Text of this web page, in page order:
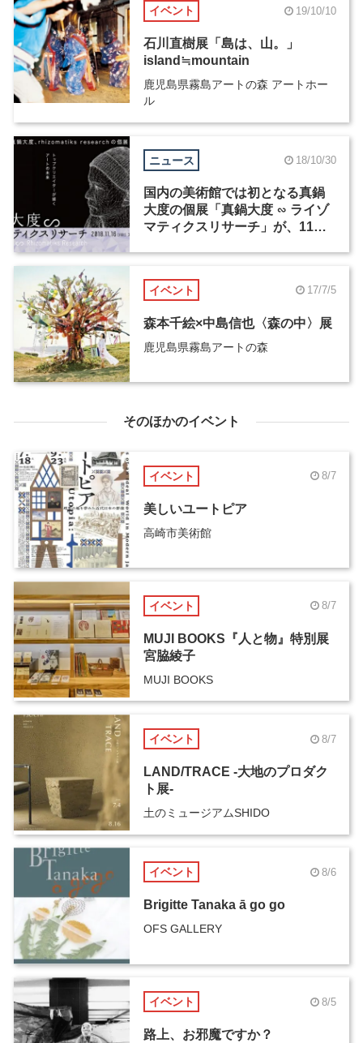
イベント 19/10/10
石川直樹展「島は、山。」
island≒mountain
鹿児島県霧島アートの森 アートホー
ル
ニュース 18/10/30
国内の美術館では初となる真鍋
大度の個展「真鍋大度 ∽ ライゾ
マティクスリサーチ」が、11月
イベント 17/7/5
森本千絵×中島信也〈森の中〉展
鹿児島県霧島アートの森
そのほかのイベント
イベント 8/7
美しいユートピア
高崎市美術館
イベント 8/7
MUJI BOOKS『人と物』特別展
宮脇綾子
MUJI BOOKS
イベント 8/7
LAND/TRACE -大地のプロダク
ト展-
土のミュージアムSHIDO
イベント 8/6
Brigitte Tanaka ā go go
OFS GALLERY
イベント 8/5
路上、お邪魔ですか？